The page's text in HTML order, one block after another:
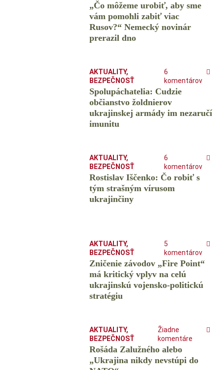
„Čo môžeme urobiť, aby sme
vám pomohli zabiť viac
Rusov?“ Nemecký novinár
prerazil dno
AKTUALITY,
BEZPEČNOSŤ
6
komentárov
Spolupáchatelia: Cudzie
občianstvo žoldnierov
ukrajinskej armády im nezaručí
imunitu
AKTUALITY,
BEZPEČNOSŤ
6
komentárov
Rostislav Iščenko: Čo robiť s
tým strašným vírusom
ukrajinčiny
AKTUALITY,
BEZPEČNOSŤ
5
komentárov
Zničenie závodov „Fire Point“
má kritický vplyv na celú
ukrajinskú vojensko-politickú
stratégiu
AKTUALITY,
BEZPEČNOSŤ
Žiadne
komentáre
Rošáda Zalužného alebo
„Ukrajina nikdy nevstúpi do